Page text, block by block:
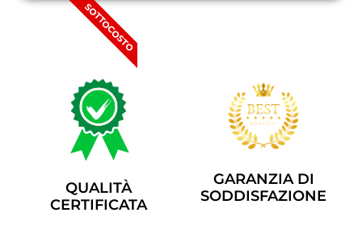
SOTTOCOSTO
QUALITÀ
CERTIFICATA
GARANZIA DI
SODDISFAZIONE